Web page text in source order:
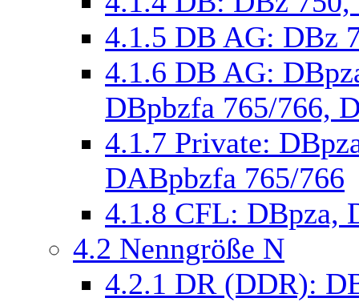
4.1.5 DB AG: DBz
4.1.6 DB AG:
DBpbzfa 765/766,
4.1.7 Private:
DABpbzfa 765/766
4.1.8 CFL: DBpza,
4.2 Nenngröße N
4.2.1 DR (DDR):